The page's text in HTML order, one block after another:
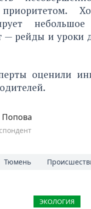
приоритетом.
— рейды и
оценили
Попова
Тюмень
ЭКОЛОГИЯ